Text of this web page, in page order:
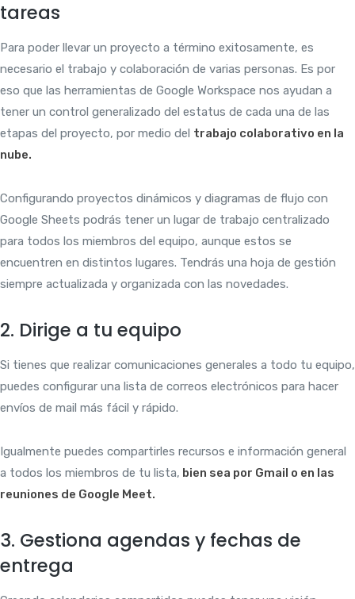
tareas
Para poder llevar un proyecto a término exitosamente, es
necesario el trabajo y colaboración de varias personas. Es por
eso que las herramientas de Google Workspace nos ayudan a
tener un control generalizado del estatus de cada una de las
etapas del proyecto, por medio del trabajo colaborativo en la
nube.
Configurando proyectos dinámicos y diagramas de flujo con
Google Sheets podrás tener un lugar de trabajo centralizado
para todos los miembros del equipo, aunque estos se
encuentren en distintos lugares. Tendrás una hoja de gestión
siempre actualizada y organizada con las novedades.
2. Dirige a tu equipo
Si tienes que realizar comunicaciones generales a todo tu equipo,
puedes configurar una lista de correos electrónicos para hacer
envíos de mail más fácil y rápido.
Igualmente puedes compartirles recursos e información general
a todos los miembros de tu lista, bien sea por Gmail o en las
reuniones de Google Meet.
3. Gestiona agendas y fechas de
entrega